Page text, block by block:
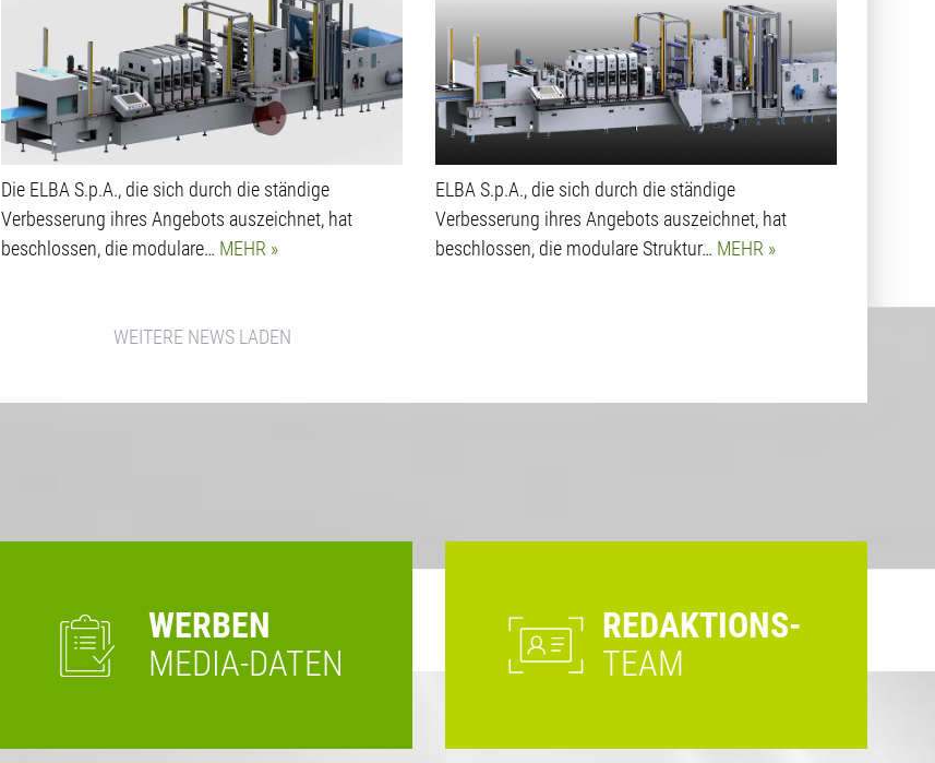
Die ELBA S.p.A., die sich durch die ständige
Verbesserung ihres Angebots auszeichnet, hat
beschlossen, die modulare… MEHR
ELBA S.p.A., die sich durch die ständige
Verbesserung ihres Angebots auszeichnet, hat
beschlossen, die modulare Struktur… MEHR
WEITERE NEWS LADEN
WERBEN
MEDIA-DATEN
REDAKTIONS-
TEAM